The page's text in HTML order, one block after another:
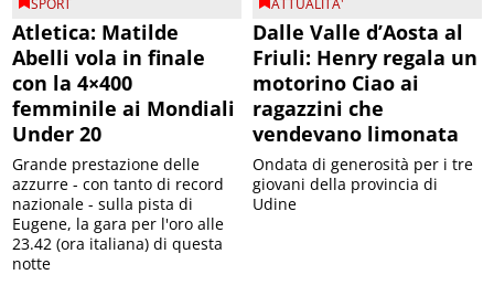
Atletica: Matilde
Abelli vola in finale
con la 4×400
femminile ai Mondiali
Under 20
Grande prestazione delle
azzurre - con tanto di record
nazionale - sulla pista di
Eugene, la gara per l'oro alle
23.42 (ora italiana) di questa
notte
Dalle Valle d’Aosta al
Friuli: Henry regala un
motorino Ciao ai
ragazzini che
vendevano limonata
Ondata di generosità per i tre
giovani della provincia di
Udine